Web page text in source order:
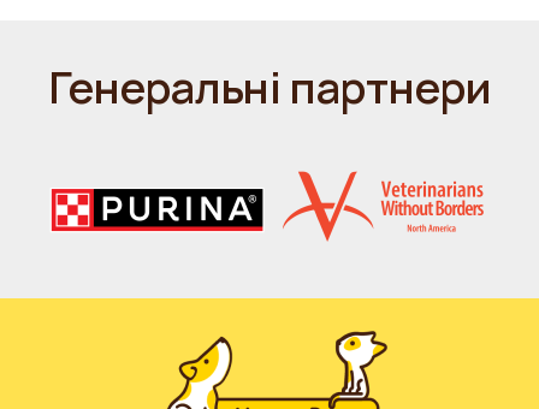
Генеральні партнери